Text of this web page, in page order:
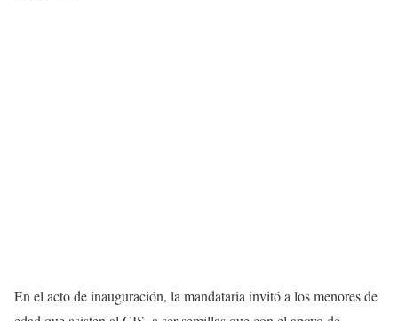
En el acto de inauguración, la mandataria invitó a los menores de